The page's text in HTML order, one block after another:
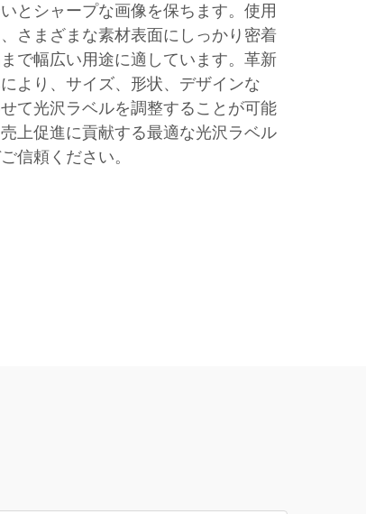
とシャープな画像を保ちます。使用
さまざまな素材表面にしっかり密着
で幅広い用途に適しています。革新
より、サイズ、形状、デザインな
て光沢ラベルを調整することが可能
上促進に貢献する最適な光沢ラベル
信頼ください。